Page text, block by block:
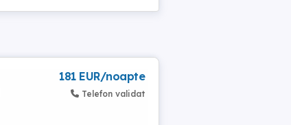
181 EUR/noapte
Telefon validat